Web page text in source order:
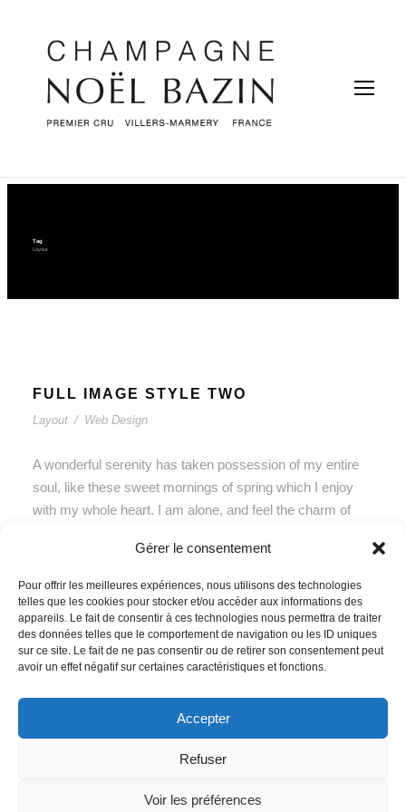
Gérer le consentement
Pour offrir les meilleures expériences, nous utilisons des technologies
telles que les cookies pour stocker et/ou accéder aux informations des
appareils. Le fait de consentir à ces technologies nous permettra de traiter
des données telles que le comportement de navigation ou les ID uniques
sur ce site. Le fait de ne pas consentir ou de retirer son consentement peut
avoir un effet négatif sur certaines caractéristiques et fonctions.
Accepter
Refuser
Voir les préférences
Tag
Layout
FULL IMAGE STYLE TWO
Layout / Web Design
A wonderful serenity has taken possession of my entire
soul, like these sweet mornings of spring which I enjoy
with my whole heart. I am alone, and feel the charm of
souls like mine. I am so happy, my dear friend, so
absorbed in […]